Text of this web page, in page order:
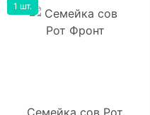
Семейка сов Рот
1 шт.